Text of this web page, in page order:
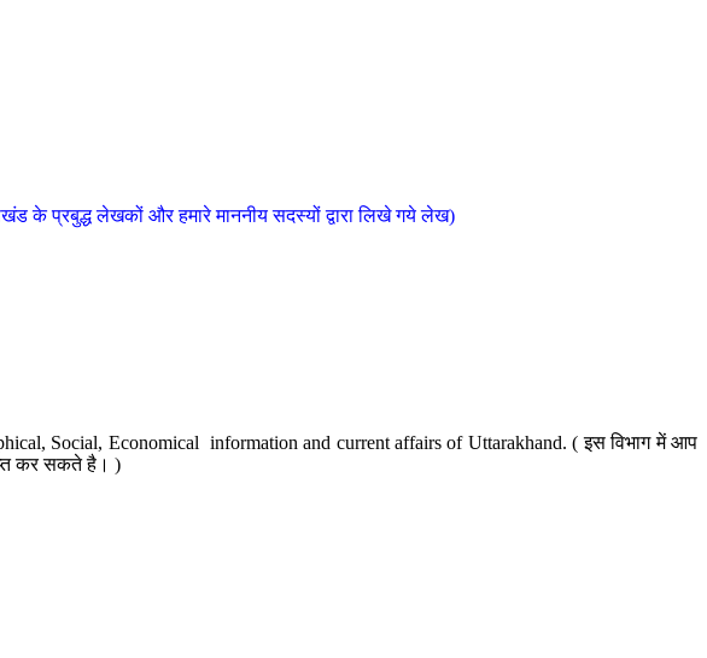
के प्रबुद्ध लेखकों और हमारे माननीय सदस्यों द्वारा लिखे गये लेख)
Social, Economical information and current affairs of Uttarakhand. ( इस विभाग में आप
कर सकते है। )